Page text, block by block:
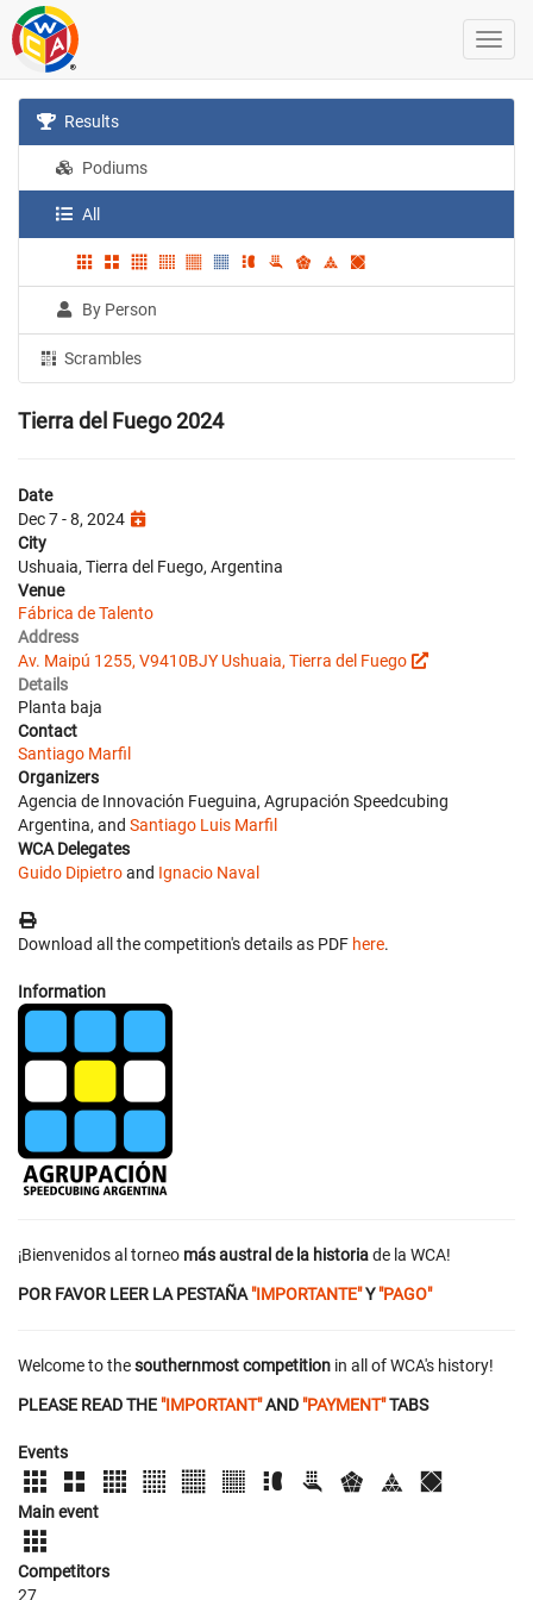
Results
Podiums
All
By Person
Scrambles
Tierra del Fuego 2024
Date
Dec 7 - 8, 2024
City
Ushuaia, Tierra del Fuego, Argentina
Venue
Fábrica de Talento
Address
Av. Maipú 1255, V9410BJY Ushuaia, Tierra del Fuego
Details
Planta baja
Contact
Santiago Marfil
Organizers
Agencia de Innovación Fueguina, Agrupación Speedcubing
Argentina, and Santiago Luis Marfil
WCA Delegates
Guido Dipietroand Ignacio Naval
Download all the competition's details as PDF here.
Information
¡Bienvenidos al torneo más austral de la historiade la WCA!
POR FAVOR LEER LA PESTAÑA "IMPORTANTE"Y"PAGO"
Welcome to thesouthernmost competition in all of WCA's history!
PLEASE READ THE "IMPORTANT"AND "PAYMENT"TABS
Events
Main event
Competitors
27